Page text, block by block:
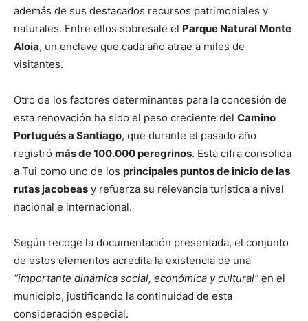
además de sus destacados recursos patrimoniales y
naturales. Entre ellos sobresale el Parque Natural Monte
Aloia, un enclave que cada año atrae a miles de
visitantes.
Otro de los factores determinantes para la concesión de
esta renovación ha sido el peso creciente del Camino
Portugués a Santiago, que durante el pasado año
registró más de 100.000 peregrinos. Esta cifra consolida
a Tui como uno de los principales puntos de inicio de las
rutas jacobeas y refuerza su relevancia turística a nivel
nacional e internacional.
Según recoge la documentación presentada, el conjunto
de estos elementos acredita la existencia de una
“importante dinámica social, económica y cultural” en el
municipio, justificando la continuidad de esta
consideración especial.